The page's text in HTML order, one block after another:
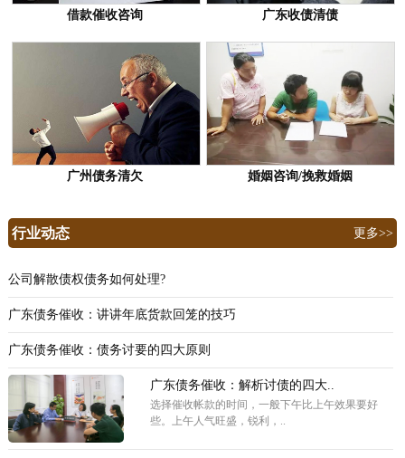
借款催收咨询 广东收债清债
广州债务清欠 婚姻咨询/挽救婚姻
行业动态 更多>>
公司解散债权债务如何处理?
广东债务催收：讲讲年底货款回笼的技巧
广东债务催收：债务讨要的四大原则
广东债务催收：解析讨债的四大..
选择催收帐款的时间，一般下午比上午效果要好
些。上午人气旺盛，锐利，..